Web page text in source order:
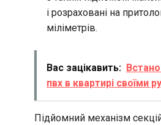
і розраховані на
міліметрів.
Вас зацікавить:
пвх в квартирі своїми
Підйомний механізм